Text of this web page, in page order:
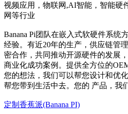
视频应用，物联网,AI智能，智能硬
网等行业
Banana Pi团队在嵌入式软硬件系统
经验。有近20年的生产，供应链管
密合作，共同推动开源硬件的发展
商业化成功案例。提供全方位的
您的想法，我们可以帮您设计和优
帮您带到生活中去。您的 产品，我
定制香蕉派(Banana PI)